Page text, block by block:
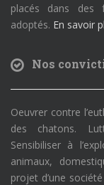
placés dans des
adoptés. En savoir
Nos
Oeuvrer contre
des chatons.
Sensibiliser à
animaux,
projet d’une